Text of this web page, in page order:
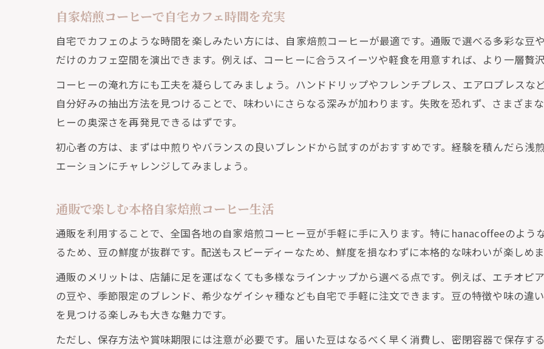
通販活用で限定ブレンドを見逃さない方法
自家焙煎コーヒーを極める通販活用テクニック
本格派が満足する自家焙煎コーヒーの楽しみ方
自家焙煎コーヒーで自宅カフェ時間を充実
自宅でカフェのような時間を楽しみたい方には、自家焙煎コーヒーが最適です。通販で選べる多彩な豆
だけのカフェ空間を演出できます。例えば、コーヒーに合うスイーツや軽食を用意すれば、より一層贅
コーヒーの淹れ方にも工夫を凝らしてみましょう。ハンドドリップやフレンチプレス、エアロプレスな
自分好みの抽出方法を見つけることで、味わいにさらなる深みが加わります。失敗を恐れず、さまざま
ヒーの奥深さを再発見できるはずです。
初心者の方は、まずは中煎りやバランスの良いブレンドから試すのがおすすめです。経験を積んだら浅
エーションにチャレンジしてみましょう。
通販で楽しむ本格自家焙煎コーヒー生活
通販を利用することで、全国各地の自家焙煎コーヒー豆が手軽に手に入ります。特にhanacoffeeのよう
るため、豆の鮮度が抜群です。配送もスピーディーなため、鮮度を損なわずに本格的な味わいが楽しめ
通販のメリットは、店舗に足を運ばなくても多様なラインナップから選べる点です。例えば、エチオピ
の豆や、季節限定のブレンド、希少なゲイシャ種なども自宅で手軽に注文できます。豆の特徴や味の違
を見つける楽しみも大きな魅力です。
ただし、保存方法や賞味期限には注意が必要です。届いた豆はなるべく早く消費し、密閉容器で保存す